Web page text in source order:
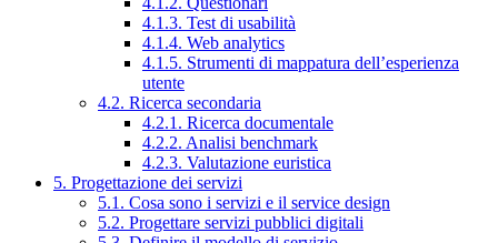
4.1.3. Test di usabilità
4.1.4. Web analytics
4.1.5. Strumenti di mappatura dell’esperienza
utente
4.2. Ricerca secondaria
4.2.1. Ricerca documentale
4.2.2. Analisi benchmark
4.2.3. Valutazione euristica
5. Progettazione dei servizi
5.1. Cosa sono i servizi e il service design
5.2. Progettare servizi pubblici digitali